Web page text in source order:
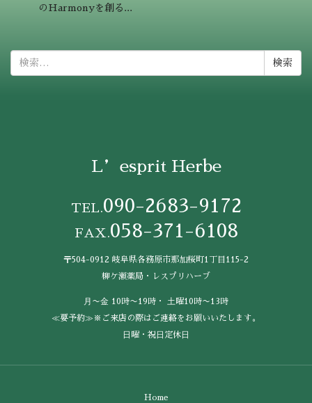
のHarmonyを創る...
索:
L’esprit Herbe
TEL.090-2683-9172
FAX.058-371-6108
〒504-0912 岐阜県各務原市那加桜町1丁目115-2
柳ケ瀬薬局・レスプリハーブ
⽉〜⾦ 10時〜19時・ ⼟曜10時〜13時
≪要予約≫※ご来店の際はご連絡をお願いいたします。
⽇曜・祝⽇定休⽇
Home